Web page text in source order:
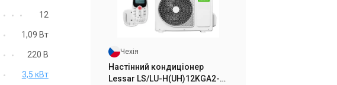
12
1,09 Вт
220 В
3,5 кВт
Чехія
Настінний кондиціонер
Lessar LS/LU-H(UH)12KGA2-